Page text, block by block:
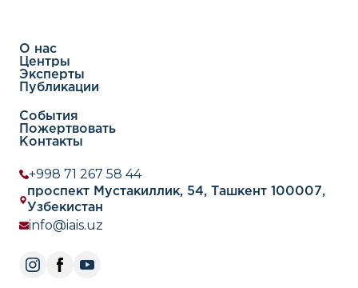
О нас
Центры
Эксперты
Публикации
События
Пожертвовать
Контакты
+998 71 267 58 44
проспект Мустакиллик, 54, Ташкент 100007,
Узбекистан
info@iais.uz